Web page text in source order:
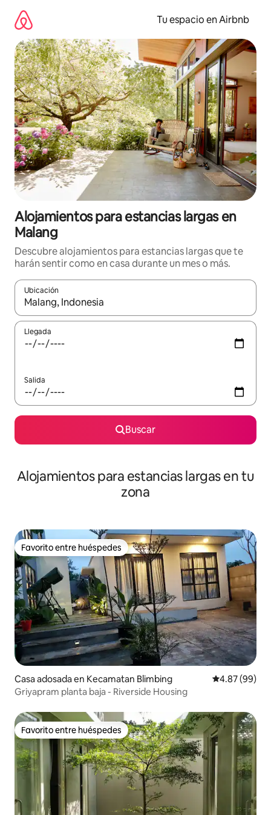
contenido
Tu espacio en Airbnb
Alojamientos para estancias largas en
Malang
Descubre alojamientos para estancias largas que te
harán sentir como en casa durante un mes o más.
Ubicación
Cuando los resultados estén disponibles, podrás navegar
Llegada
Salida
Buscar
Alojamientos para estancias largas en tu
zona
Favorito entre huéspedes
Favorito entre huéspedes
Casa adosada en Kecamatan Blimbing Calificación
4.87 (99)
Griyapram planta baja - Riverside Housing
Favorito entre huéspedes
Favorito entre huéspedes